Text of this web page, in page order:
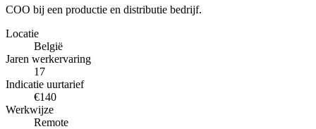
COO bij een productie en distributie bedrijf.
Locatie
België
Jaren werkervaring
17
Indicatie uurtarief
€140
Werkwijze
Remote